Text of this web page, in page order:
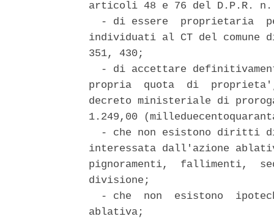
articoli 48 e 76 del D.P.R.
- di essere  proprietaria
individuati al CT del comune
351, 430;
- di accettare
propria  quota  di
decreto ministeriale di
1.249,00
- che non esistono diritti
interessata dall'azione
pignoramenti,  fallimenti,
divisione;
- che  non  esistono
ablativa;